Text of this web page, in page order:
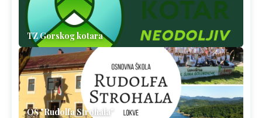
TZ Gorskog kotara
OŠ "Rudolfa Strohala"